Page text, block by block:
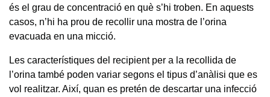
és el grau de concentració en què s’hi troben. En aquests
casos, n’hi ha prou de recollir una mostra de l’orina
evacuada en una micció.
Les característiques del recipient per a la recollida de
l’orina també poden variar segons el tipus d’anàlisi que es
vol realitzar. Així, quan es pretén de descartar una infecció